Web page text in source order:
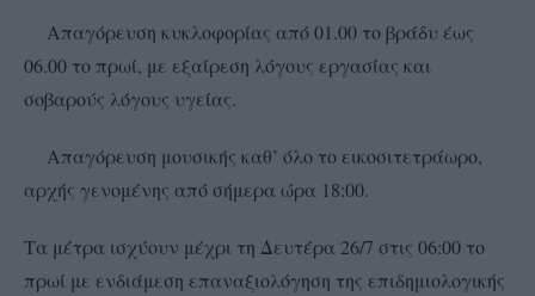
Απαγόρευση κυκλοφορίας από 01.00 το βράδυ έως
06.00 το πρωί, με εξαίρεση λόγους εργασίας και
σοβαρούς λόγους υγείας.
Απαγόρευση μουσικής καθ’ όλο το εικοσιτετράωρο,
αρχής γενομένης από σήμερα ώρα 18:00.
Τα μέτρα ισχύουν μέχρι τη Δευτέρα 26/7 στις 06:00 το
πρωί με ενδιάμεση επαναξιολόγηση της επιδημιολογικής